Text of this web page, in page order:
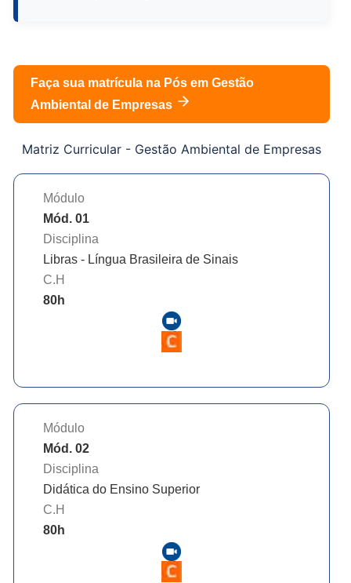
Faça sua matrícula na Pós em Gestão
Ambiental de Empresas
Matriz Curricular - Gestão Ambiental de Empresas
Módulo
Mód. 01
Disciplina
Libras - Língua Brasileira de Sinais
C.H
80h
Módulo
Mód. 02
Disciplina
Didática do Ensino Superior
C.H
80h